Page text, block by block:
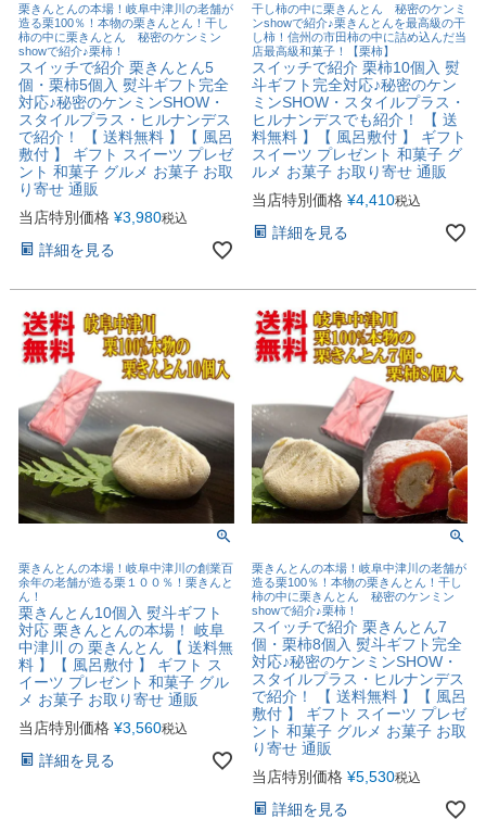
栗きんとんの本場！岐阜中津川の老舗が
造る栗100％！本物の栗きんとん！干し
柿の中に栗きんとん 秘密のケンミン
showで紹介♪栗柿！
スイッチで紹介 栗きんとん5
個・栗柿5個入 熨斗ギフト完全
対応♪秘密のケンミンSHOW・
スタイルプラス・ヒルナンデス
で紹介！ 【 送料無料 】【 風呂
敷付 】 ギフト スイーツ プレゼ
ント 和菓子 グルメ お菓子 お取
り寄せ 通販
当店特別価格 ¥3,980税込
詳細を見る
干し柿の中に栗きんとん 秘密のケンミ
ンshowで紹介♪栗きんとんを最高級の干
し柿！信州の市田柿の中に詰め込んだ当
店最高級和菓子！【栗柿】
スイッチで紹介 栗柿10個入 熨
斗ギフト完全対応♪秘密のケン
ミンSHOW・スタイルプラス・
ヒルナンデスでも紹介！ 【 送
料無料 】【 風呂敷付 】 ギフト
スイーツ プレゼント 和菓子 グ
ルメ お菓子 お取り寄せ 通販
当店特別価格 ¥4,410税込
詳細を見る
栗きんとんの本場！岐阜中津川の創業百
余年の老舗が造る栗１００％！栗きんと
ん！
栗きんとん10個入 熨斗ギフト
対応 栗きんとんの本場！ 岐阜
中津川 の 栗きんとん 【 送料無
料 】【 風呂敷付 】 ギフト ス
イーツ プレゼント 和菓子 グル
メ お菓子 お取り寄せ 通販
当店特別価格 ¥3,560税込
詳細を見る
栗きんとんの本場！岐阜中津川の老舗が
造る栗100％！本物の栗きんとん！干し
柿の中に栗きんとん 秘密のケンミン
showで紹介♪栗柿！
スイッチで紹介 栗きんとん7
個・栗柿8個入 熨斗ギフト完全
対応♪秘密のケンミンSHOW・
スタイルプラス・ヒルナンデス
で紹介！ 【 送料無料 】【 風呂
敷付 】 ギフト スイーツ プレゼ
ント 和菓子 グルメ お菓子 お取
り寄せ 通販
当店特別価格 ¥5,530税込
詳細を見る